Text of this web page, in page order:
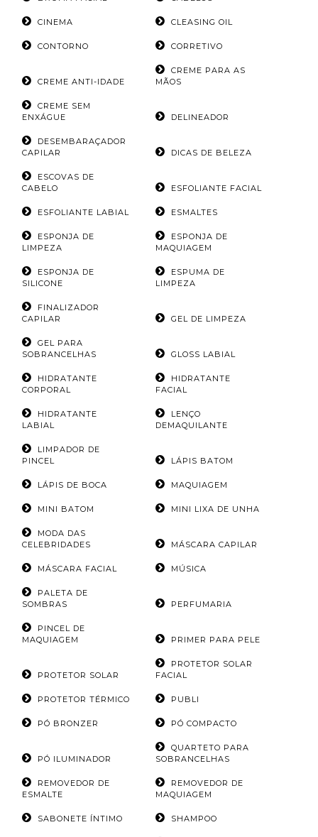
CINEMA CLEASING OIL
CONTORNO CORRETIVO
CREME ANTI-IDADE
CREME PARA AS
MÃOS
CREME SEM
ENXÁGUE
DELINEADOR
DESEMBARAÇADOR
CAPILAR
DICAS DE BELEZA
ESCOVAS DE
CABELO
ESFOLIANTE FACIAL
ESFOLIANTE LABIAL ESMALTES
ESPONJA DE
LIMPEZA
ESPONJA DE
MAQUIAGEM
ESPONJA DE
SILICONE
ESPUMA DE
LIMPEZA
FINALIZADOR
CAPILAR
GEL DE LIMPEZA
GEL PARA
SOBRANCELHAS
GLOSS LABIAL
HIDRATANTE
CORPORAL
HIDRATANTE
FACIAL
HIDRATANTE
LABIAL
LENÇO
DEMAQUILANTE
LIMPADOR DE
PINCEL
LÁPIS BATOM
LÁPIS DE BOCA MAQUIAGEM
MINI BATOM MINI LIXA DE UNHA
MODA DAS
CELEBRIDADES
MÁSCARA CAPILAR
MÁSCARA FACIAL MÚSICA
PALETA DE
SOMBRAS
PERFUMARIA
PINCEL DE
MAQUIAGEM
PRIMER PARA PELE
PROTETOR SOLAR
PROTETOR SOLAR
FACIAL
PROTETOR TÉRMICO PUBLI
PÓ BRONZER PÓ COMPACTO
PÓ ILUMINADOR
QUARTETO PARA
SOBRANCELHAS
REMOVEDOR DE
ESMALTE
REMOVEDOR DE
MAQUIAGEM
SABONETE ÍNTIMO SHAMPOO